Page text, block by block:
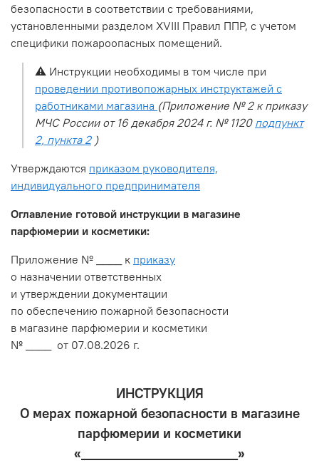
безопасности в соответствии с требованиями,
установленными разделом XVIII Правил ППР, с учетом
специфики пожароопасных помещений.
⚠️ Инструкции необходимы в том числе при
проведении противопожарных инструктажей с
работниками магазина (Приложение № 2 к приказу
МЧС России от 16 декабря 2024 г. № 1120 подпункт
2, пункта 2)
Утверждаются приказом руководителя,
индивидуального предпринимателя
Оглавление готовой инструкции в магазине
парфюмерии и косметики:
Приложение № ____ к приказу
о назначении ответственных
и утверждении документации
по обеспечению пожарной безопасности
в магазине парфюмерии и косметики
№ ____ от 07.08.2026 г.
ИНСТРУКЦИЯ
О мерах пожарной безопасности в магазине
парфюмерии и косметики
«____________________»